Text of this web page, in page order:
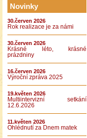
Novinky
30.červen 2026
Rok realizace je za námi
30.červen 2026
Krásné léto, krásné
prázdniny
16.červen 2026
Výroční zpráva 2025
19.květen 2026
Multiintervizní setkání
12.6.2026
11.květen 2026
Ohlédnutí za Dnem matek